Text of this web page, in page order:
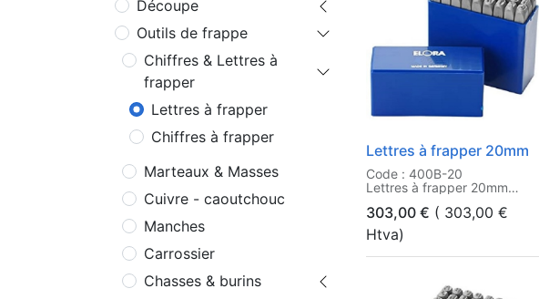
Découpe
Outils de frappe
Chiffres & Lettres à
frapper
Lettres à frapper
Chiffres à frapper
Marteaux & Masses
Cuivre - caoutchouc
Manches
Carrossier
Chasses & burins
Lettres à frapper 20mm
Code : 400B-20
Lettres à frapper 20mm
303,00 € ( 303,00 €
Htva)